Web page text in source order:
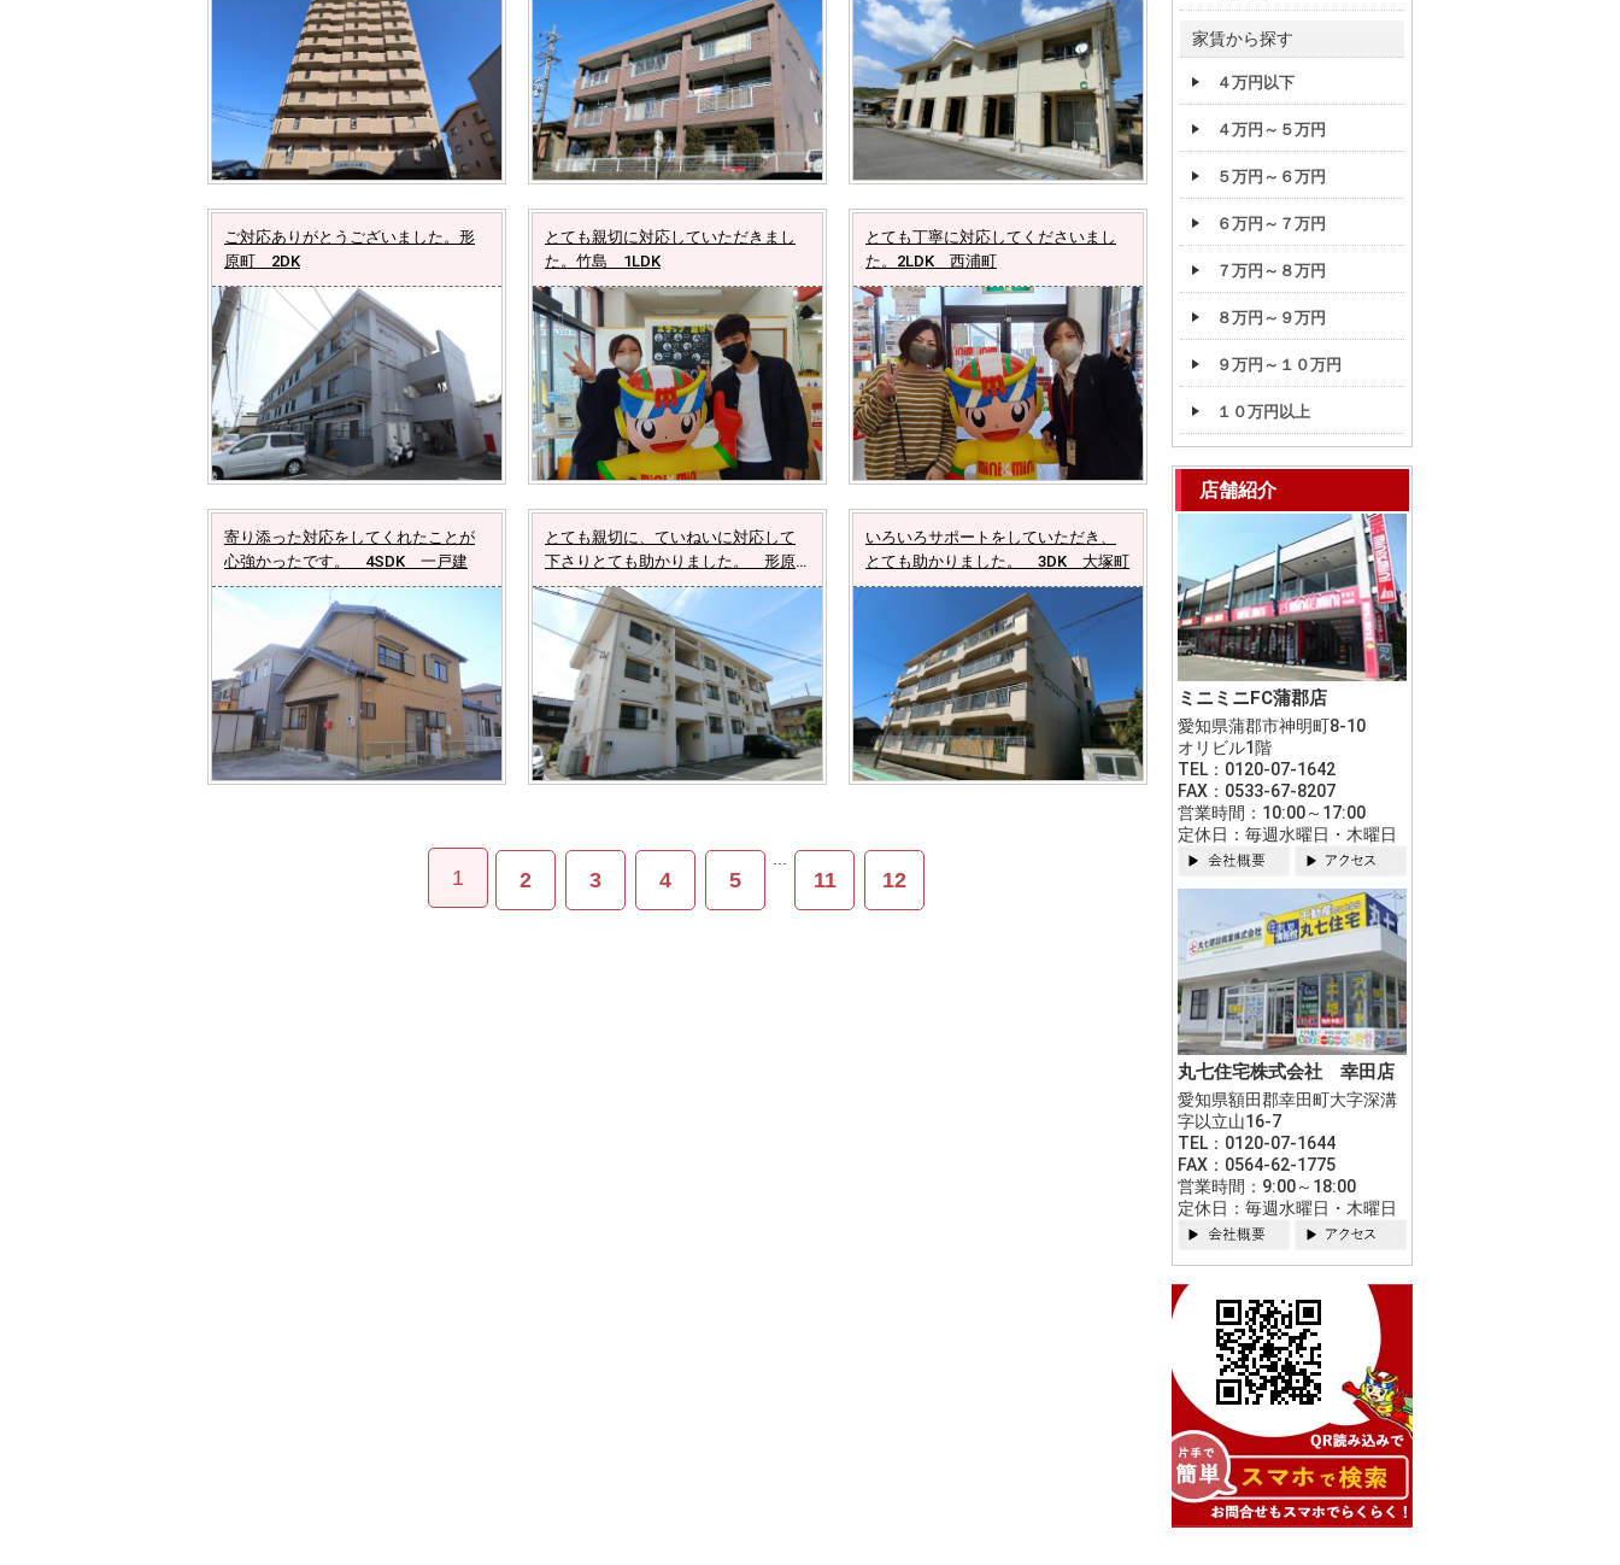
ご対応ありがとうございました。形
原町 2DK
とても親切に対応していただきまし
た。竹島 1LDK
とても丁寧に対応してくださいまし
た。2LDK 西浦町
寄り添った対応をしてくれたことが
心強かったです。 4SDK 一戸建
とても親切に、ていねいに対応して
下さりとても助かりました。 形原
町 3DK
いろいろサポートをしていただき、
とても助かりました。 3DK 大塚町
1 2 3 4 5 11 12
家賃から探す
４万円以下
４万円～５万円
５万円～６万円
６万円～７万円
７万円～８万円
８万円～９万円
９万円～１０万円
１０万円以上
店舗紹介
ミニミニFC蒲郡店
愛知県蒲郡市神明町8-10
オリビル1階
TEL：0120-07-1642
FAX：0533-67-8207
営業時間：10:00～17:00
定休日：毎週水曜日・木曜日
丸七住宅株式会社 幸田店
愛知県額田郡幸田町大字深溝
字以立山16-7
TEL：0120-07-1644
FAX：0564-62-1775
営業時間：9:00～18:00
定休日：毎週水曜日・木曜日